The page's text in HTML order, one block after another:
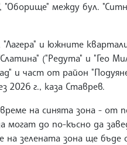
между бул.
и южните
("Редута" и "Гео
и част от район
2026 г., каза Ставрев.
на синята зона - от
могат до по-късно да
на зелената зона ще